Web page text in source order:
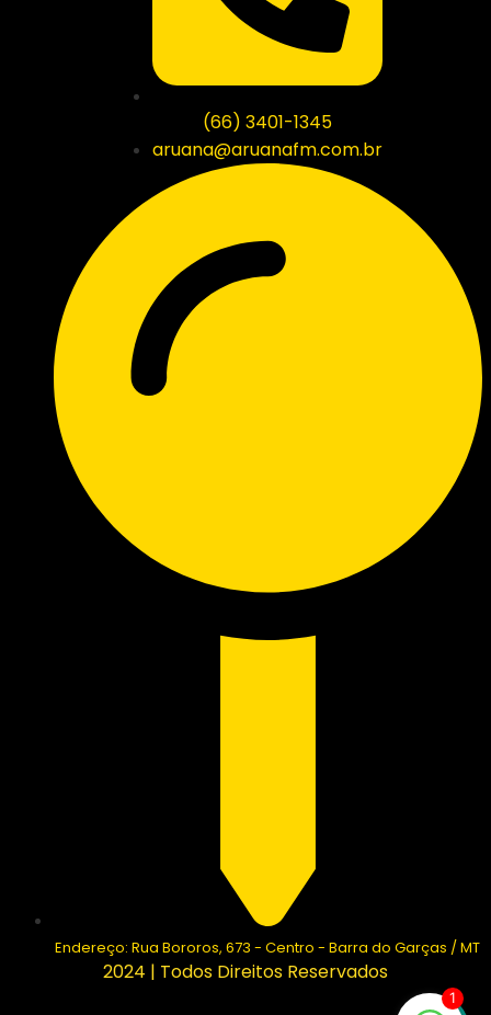
(66) 3401-1345
aruana@aruanafm.com.br
Endereço: Rua Bororos, 673 - Centro - Barra do Garças / MT
2024 | Todos Direitos Reservados
1